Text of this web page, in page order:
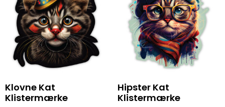
Klovne Kat
Klistermærke
Hipster Kat
Klistermærke